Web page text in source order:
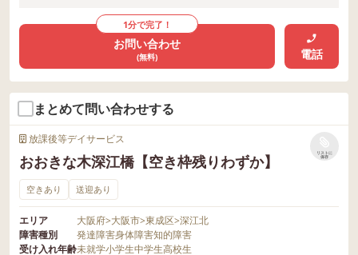
1分で完了！
お問い合わせ
(無料) 電話
まとめて問い合わせする
放課後等デイサービス
おおきな木深江橋【空き枠残りわずか】
リストに
保存
空きあり 送迎あり
エリア 大阪府>大阪市>東成区>深江北
障害種別
発達障害身体障害知的障害
受け入れ年齢未就学小学生中学生高校生